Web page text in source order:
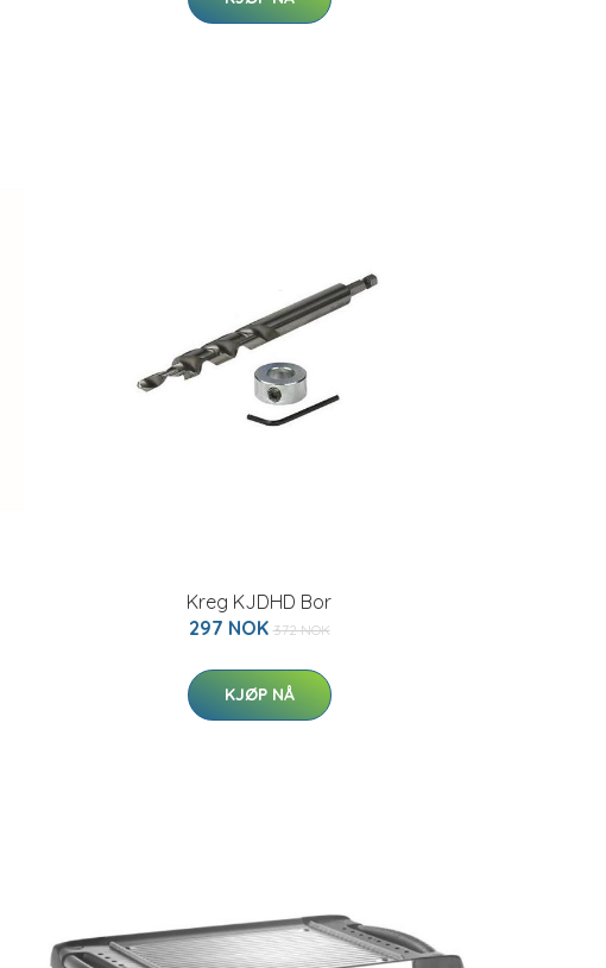
Kreg KJDHD Bor
297 NOK 372 NOK
KJØP NÅ